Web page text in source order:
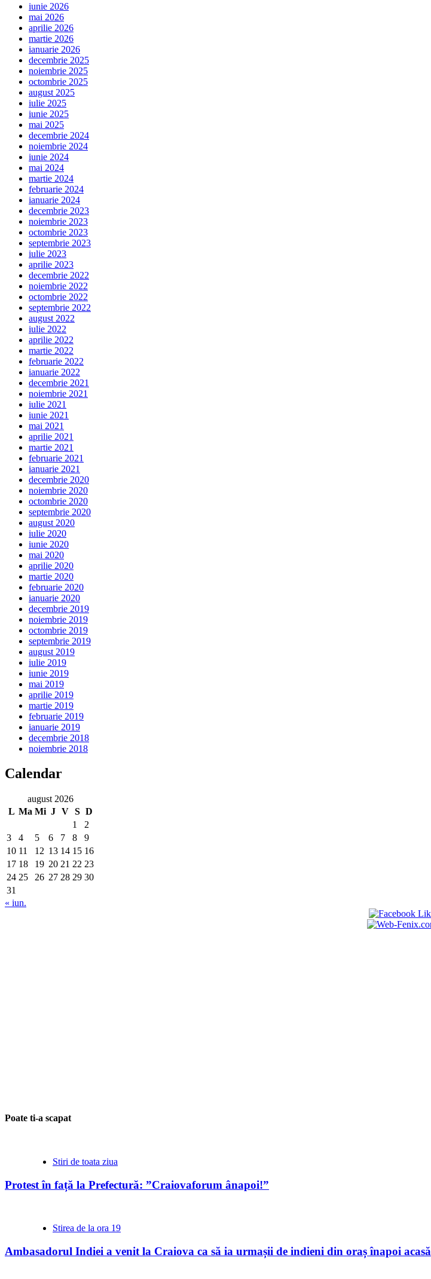
iunie 2026
mai 2026
aprilie 2026
martie 2026
ianuarie 2026
decembrie 2025
noiembrie 2025
octombrie 2025
august 2025
iulie 2025
iunie 2025
mai 2025
decembrie 2024
noiembrie 2024
iunie 2024
mai 2024
martie 2024
februarie 2024
ianuarie 2024
decembrie 2023
noiembrie 2023
octombrie 2023
septembrie 2023
iulie 2023
aprilie 2023
decembrie 2022
noiembrie 2022
octombrie 2022
septembrie 2022
august 2022
iulie 2022
aprilie 2022
martie 2022
februarie 2022
ianuarie 2022
decembrie 2021
noiembrie 2021
iulie 2021
iunie 2021
mai 2021
aprilie 2021
martie 2021
februarie 2021
ianuarie 2021
decembrie 2020
noiembrie 2020
octombrie 2020
septembrie 2020
august 2020
iulie 2020
iunie 2020
mai 2020
aprilie 2020
martie 2020
februarie 2020
ianuarie 2020
decembrie 2019
noiembrie 2019
octombrie 2019
septembrie 2019
august 2019
iulie 2019
iunie 2019
mai 2019
aprilie 2019
martie 2019
februarie 2019
ianuarie 2019
decembrie 2018
noiembrie 2018
Calendar
august 2026
L Ma Mi J V S D
1
2
3
4 5 6 7 8
9
10 11 12 13 14 15 16
17 18 19 20 21 22 23
24 25 26 27 28 29 30
31
« iun.
Poate ti-a scapat
Stiri de toata ziua
Protest în față la Prefectură: ”Craiovaforum ânapoi!”
Stirea de la ora 19
Ambasadorul Indiei a venit la Craiova ca să ia urmașii de indieni din oraș înapoi acasă